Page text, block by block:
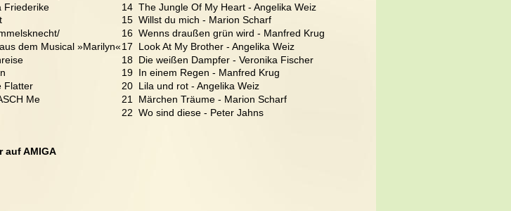
auf AMIGA
14  The Jungle Of My Heart - Angelika Weiz
15  Willst du mich - Marion Scharf
16  Wenns draußen grün wird - Manfred Krug
17  Look At My Brother - Angelika Weiz
18  Die weißen Dampfer - Veronika Fischer
19  In einem Regen - Manfred Krug
20  Lila und rot - Angelika Weiz
21  Märchen Träume - Marion Scharf
22  Wo sind diese - Peter Jahns
Friederike
dem Musical »Marilyn«
Flatter
Me